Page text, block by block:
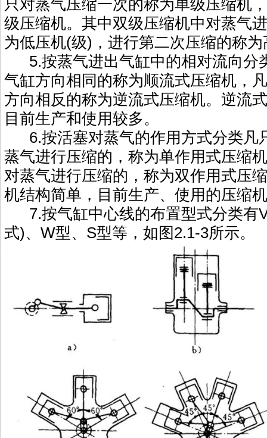
只对蒸气压缩一次的称为单级压缩机
级压缩机。其中双级压缩机中对蒸气
为低压机(级)，进行第二次压缩的称
5.按蒸气进出气缸中的相对流向分
气缸方向相同的称为顺流式压缩机，
方向相反的称为逆流式压缩机。逆流
目前生产和使用较多。
6.按活塞对蒸气的作用方式分类凡
蒸气进行压缩的，称为单作用式压缩
对蒸气进行压缩的，称为双作用式压
机结构简单，目前生产、使用的压缩
7.按气缸中心线的布置型式分类有
式)、W型、S型等，如图2.1-3所示。